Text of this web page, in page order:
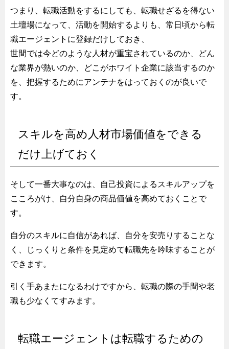
つまり、転職活動をするにしても、転職せざるを得ない
土壇場になって、活動を開始するよりも、常日頃から転
職エージェントに登録だけしておき、
世間では今どのような人材が重宝されているのか、どん
な業界が熱いのか、どこがホワイト企業に該当するのか
を、把握するためにアンテナをはっておくのが良いで
す。
スキルを高め人材市場価値をできる
だけ上げておく
そして一番大事なのは、自己投資によるスキルアップを
こころがけ、自分自身の商品価値を高めておくことで
す。
自分のスキルに自信があれば、自分を安売りすることな
く、じっくりと条件を見定めて転職先を吟味することが
できます。
引く手あまたになるわけですから、転職の際の手間や老
職も少なくてすみます。
転職エージェントは転職するための